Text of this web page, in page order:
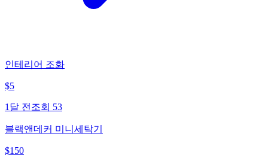
인테리어 조화
$5
1달 전 조회 53
블랙앤데커 미니세탁기
$150